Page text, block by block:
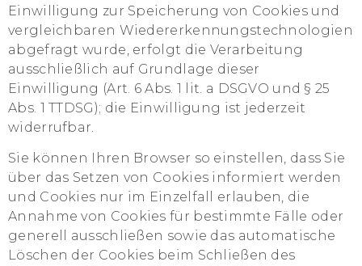
Einwilligung zur Speicherung von Cookies und
vergleichbaren Wiedererkennungstechnologien
abgefragt wurde, erfolgt die Verarbeitung
ausschließlich auf Grundlage dieser
Einwilligung (Art. 6 Abs. 1 lit. a DSGVO und § 25
Abs. 1 TTDSG); die Einwilligung ist jederzeit
widerrufbar.
Sie können Ihren Browser so einstellen, dass Sie
über das Setzen von Cookies informiert werden
und Cookies nur im Einzelfall erlauben, die
Annahme von Cookies für bestimmte Fälle oder
generell ausschließen sowie das automatische
Löschen der Cookies beim Schließen des